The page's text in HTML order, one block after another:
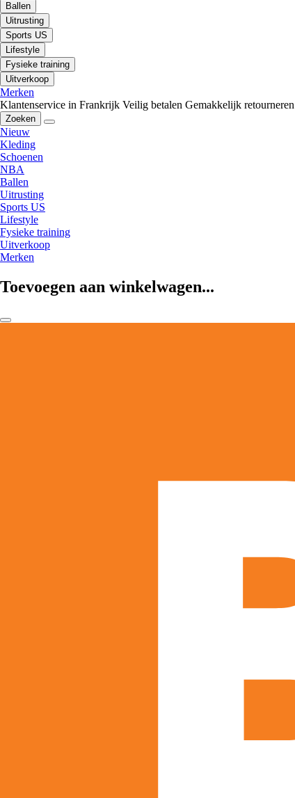
Ballen
Uitrusting
Sports US
Lifestyle
Fysieke training
Uitverkoop
Merken
Klantenservice in Frankrijk Veilig betalen Gemakkelijk retourneren
Zoeken
Nieuw
Kleding
Schoenen
NBA
Ballen
Uitrusting
Sports US
Lifestyle
Fysieke training
Uitverkoop
Merken
Toevoegen aan winkelwagen...